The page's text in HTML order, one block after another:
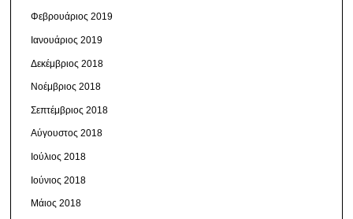
Φεβρουάριος 2019
Ιανουάριος 2019
Δεκέμβριος 2018
Νοέμβριος 2018
Σεπτέμβριος 2018
Αύγουστος 2018
Ιούλιος 2018
Ιούνιος 2018
Μάιος 2018